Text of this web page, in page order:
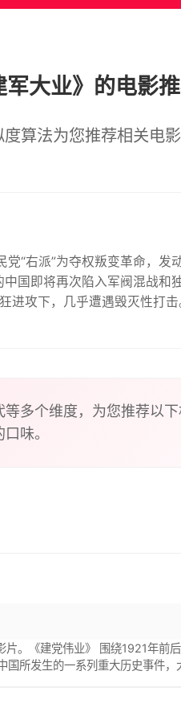
军大业》的电影
度算法为您推荐相关电影
“右派”为夺权叛变革命，发
国即将再次陷入军阀混战和
进攻下，几乎遭遇毁灭性打
政权”的硬道理。生死存亡之
多个维度，为您推荐以
味。
。《建党伟业》 围绕1921年前
所发生的一系列重大历史事件